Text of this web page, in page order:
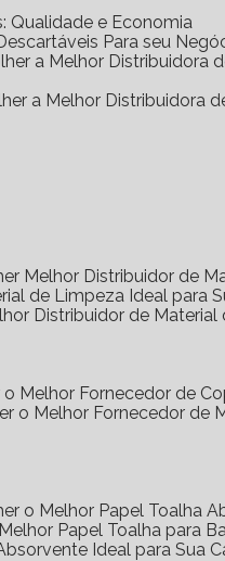
Qualidade e Economia
Para seu
a Melhor Distribuidora
a Melhor Distribuidora
Melhor Distribuidor de
de Limpeza Ideal para
Distribuidor de
o Melhor Fornecedor de
o Melhor Fornecedor de
o Melhor Papel Toalha
Papel Toalha para
Ideal para Sua